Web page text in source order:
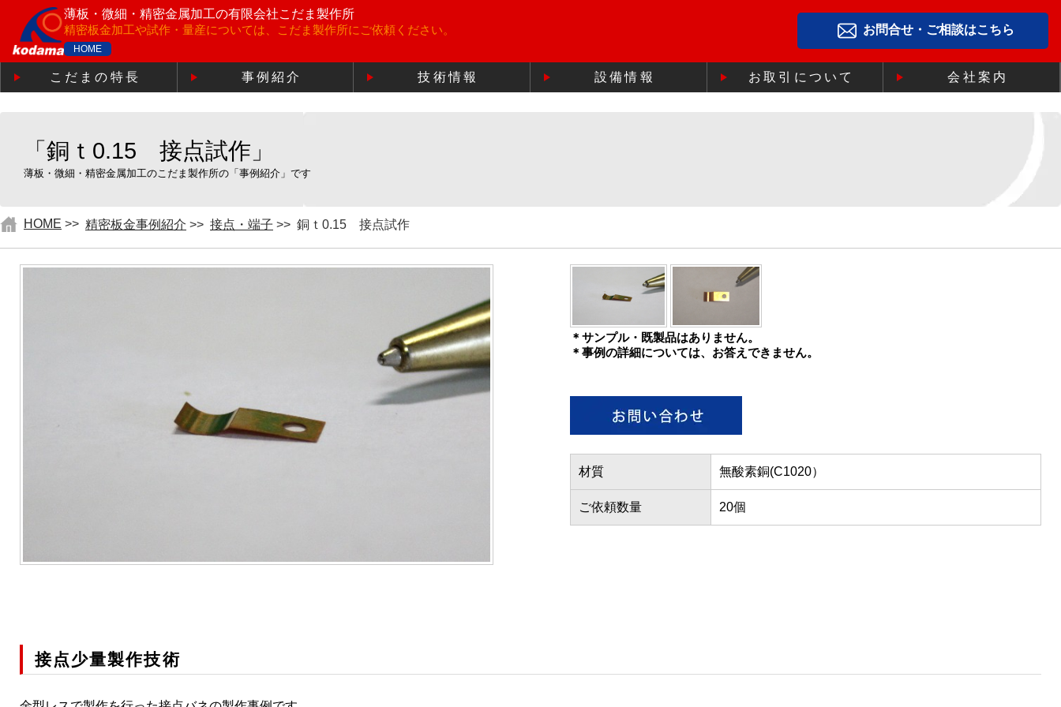
薄板・微細・精密金属加工の有限会社こだま製作所
精密板金加工や試作・量産については、こだま製作所にご依頼ください。
HOME
お問合せ・ご相談はこちら
こだまの特長 事例紹介 技術情報 設備情報 お取引について 会社案内
「銅ｔ0.15 接点試作」
薄板・微細・精密金属加工のこだま製作所の「事例紹介」です
HOME >> 精密板金事例紹介 >> 接点・端子 >> 銅ｔ0.15 接点試作
＊サンプル・既製品はありません。
＊事例の詳細については、お答えできません。
材質 無酸素銅(C1020）
ご依頼数量 20個
接点少量製作技術